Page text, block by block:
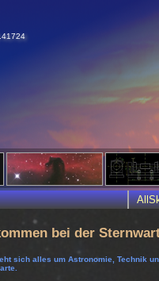
bei der
sich alles um Astronomie, Technik